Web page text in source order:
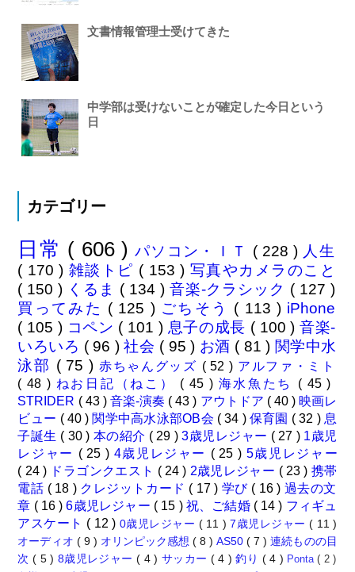
文書情報管理士受けてきた
中学部は受けないことが確定した今日という
日
カテゴリー
日常 ( 606 )パソコン・ＩＴ ( 228 ) 人生
( 170 ) 雑談トピ ( 153 ) 写真やカメラのこと
( 150 ) くるま ( 134 ) 音楽-クラシック ( 127 )
買ってみた ( 125 ) ごちそう ( 113 ) iPhone
( 105 ) コペン ( 101 ) 息子の成長 ( 100 )音楽-
いろいろ ( 96 )社会 ( 95 ) お酒 ( 81 ) 関学中水
泳部 ( 75 ) 赤ちゃんグッズ ( 52 ) アルファ・ミト
( 48 ) ねお日記（ねこ） ( 45 ) 海水魚たち ( 45 )
STRIDER ( 43 ) 音楽-演奏 ( 43 ) アウトドア ( 40 ) 映画レ
ビュー ( 40 ) 関学中高水泳部OB会 ( 34 ) 保育園 ( 32 ) 息
子誕生 ( 30 ) 本の紹介 ( 29 )3歳児レジャー ( 27 ) 1歳児
レジャー ( 25 ) 4歳児レジャー ( 25 ) 5歳児レジャー
( 24 ) ドラゴンクエスト ( 24 ) 2歳児レジャー ( 23 ) 携帯
電話 ( 18 ) クレジットカード ( 17 ) 学び ( 16 ) 過去の文
章 ( 16 )6歳児レジャー ( 15 ) 祝、ご結婚 ( 14 ) フィギュ
アスケート ( 12 ) 0歳児レジャー ( 11 )7歳児レジャー( 11 )
オーディオ ( 9 ) オリンピック感想( 8 )AS50( 7 )連続ものの目
次( 5 ) 8歳児レジャー( 4 ) サッカー ( 4 )釣り ( 4 ) Ponta( 2 )